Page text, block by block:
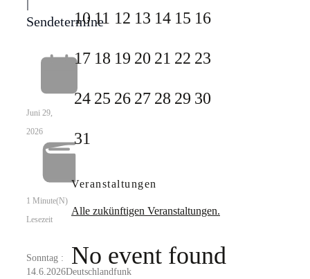
Sendetermine
Juni 29,
2026
1 Minute(n)
Lesezeit
Sonntag :
14.6.2026Deutschlandfunk
10 11 12 13 14 15 16
17 18 19 20 21 22 23
24 25 26 27 28 29 30
31
Veranstaltungen
Alle zukünftigen Veranstaltungen.
No event found